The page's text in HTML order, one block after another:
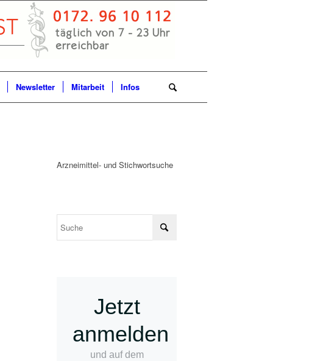
Newsletter Mitarbeit Infos
Arzneimittel- und Stichwortsuche
Jetzt
anmelden
und auf dem